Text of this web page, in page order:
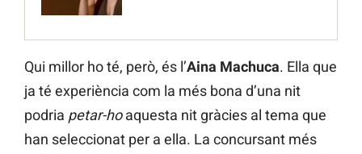
Qui millor ho té, però, és l’Aina Machuca. Ella que
ja té experiència com la més bona d’una nit
podria petar-hoaquesta nit gràcies al tema que
han seleccionat per a ella. La concursant més